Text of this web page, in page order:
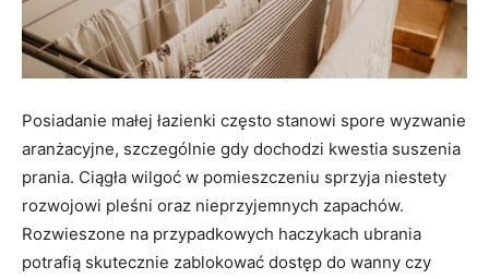
Posiadanie małej łazienki często stanowi spore wyzwanie
aranżacyjne, szczególnie gdy dochodzi kwestia suszenia
prania. Ciągła wilgoć w pomieszczeniu sprzyja niestety
rozwojowi pleśni oraz nieprzyjemnych zapachów.
Rozwieszone na przypadkowych haczykach ubrania
potrafią skutecznie zablokować dostęp do wanny czy